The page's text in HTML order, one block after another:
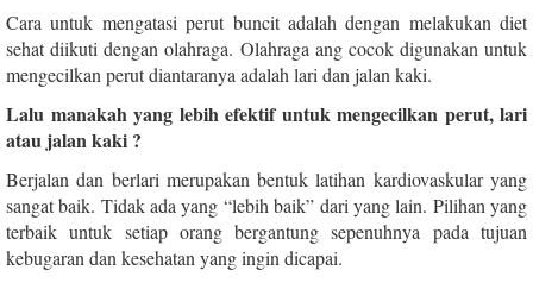
Cara untuk mengatasi perut buncit adalah dengan melakukan diet
sehat diikuti dengan olahraga. Olahraga ang cocok digunakan untuk
mengecilkan perut diantaranya adalah lari dan jalan kaki.
Lalu manakah yang lebih efektif untuk mengecilkan perut, lari
atau jalan kaki ?
Berjalan dan berlari merupakan bentuk latihan kardiovaskular yang
sangat baik. Tidak ada yang “lebih baik” dari yang lain. Pilihan yang
terbaik untuk setiap orang bergantung sepenuhnya pada tujuan
kebugaran dan kesehatan yang ingin dicapai.